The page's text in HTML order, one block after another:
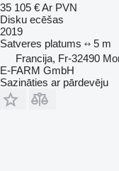
35 105 €Ar PVN
Disku ecēšas
2019
Satveres platums
5 m
Francija, Fr-32490
E-FARM GmbH
Sazināties ar pārdevēju